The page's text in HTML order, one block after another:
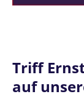
Triff
auf